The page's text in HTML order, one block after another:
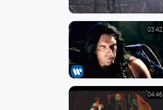
03:42
04:46